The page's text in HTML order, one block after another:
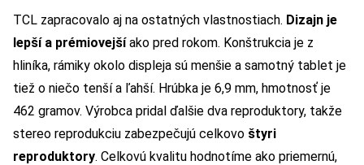
TCL zapracovalo aj na ostatných vlastnostiach. Dizajn je
lepší a prémiovejšíako pred rokom. Konštrukcia je z
hliníka, rámiky okolo displeja sú menšie a samotný tablet je
tiež o niečo tenší a ľahší. Hrúbka je 6,9 mm, hmotnosť je
462 gramov. Výrobca pridal ďalšie dva reproduktory, takže
stereo reprodukciu zabezpečujú celkovo štyri
reproduktory. Celkovú kvalitu hodnotíme ako priemernú,